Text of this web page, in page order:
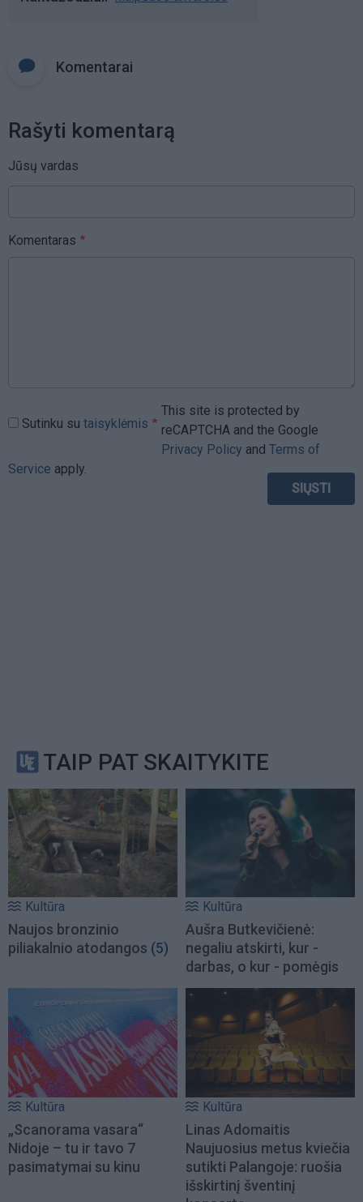
Komentarai
Rašyti komentarą
Jūsų vardas
Komentaras
Sutinku su taisyklėmis
This site is protected by
reCAPTCHA and the Google
Privacy Policy and Terms of
Service apply.
TAIP PAT SKAITYKITE
Kultūra
Naujos bronzinio
piliakalnio atodangos (5)
Kultūra
Aušra Butkevičienė:
negaliu atskirti, kur -
darbas, o kur - pomėgis
Kultūra
„Scanorama vasara“
Nidoje – tu ir tavo 7
pasimatymai su kinu
Kultūra
Linas Adomaitis
Naujuosius metus kviečia
sutikti Palangoje: ruošia
išskirtinį šventinį